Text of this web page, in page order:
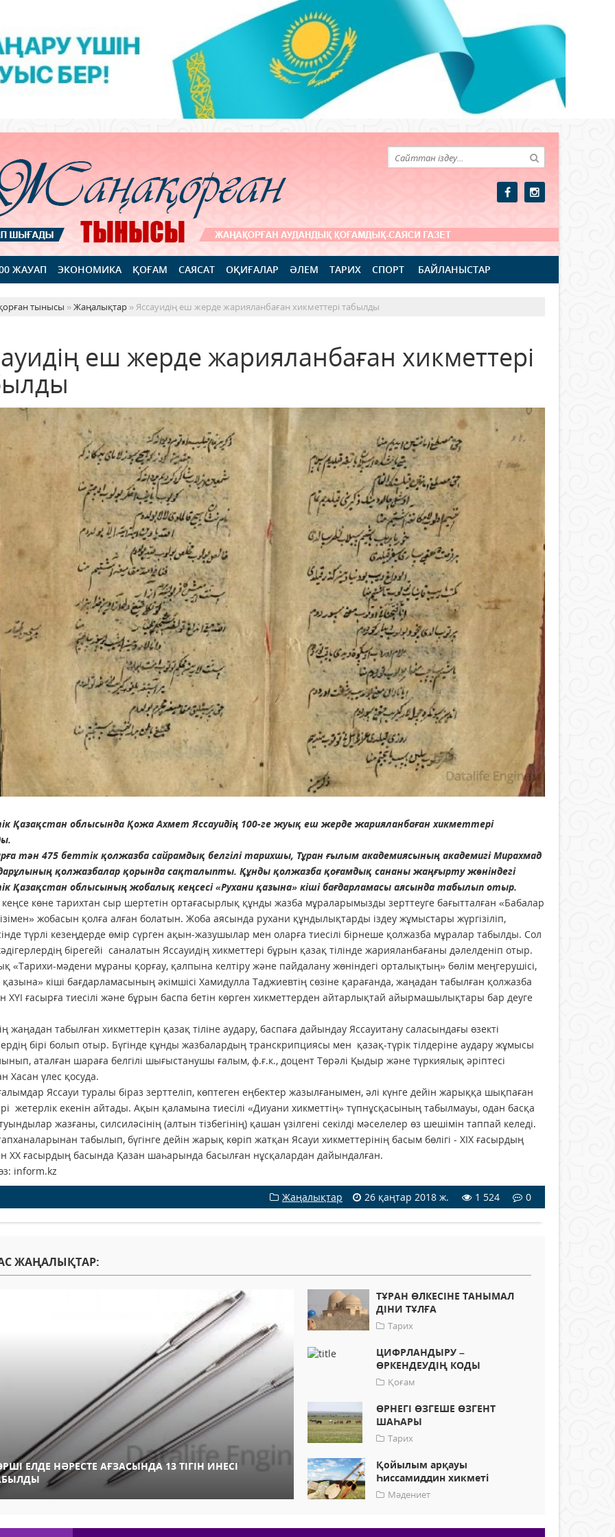
ЖАУАП ЭКОНОМИКА ҚОҒАМ САЯСАТ ОҚИҒАЛАР ӘЛЕМ ТАРИХ СПОРТ БАЙЛАНЫСТАР
тынысы »Жаңалықтар » Яссауидің еш жерде жарияланбаған хикметтері табылды
еш жерде жарияланбаған хикметтері
Қазақстан облысында Қожа Ахмет Яссауидің 100-ге жуық еш жерде жарияланбаған хикметтері
тән 475 беттік қолжазба сайрамдық белгілі тарихшы, Тұран ғылым академиясының академигі Мирахмад
қолжазбалар қорында сақталыпты. Құнды қолжазба қоғамдық сананы жаңғырту жөніндегі
Қазақстан облысының жобалық кеңсесі «Рухани қазына» кіші бағдарламасы аясында табылып отыр.
кеңсе көне тарихтан сыр шертетін ортағасырлық құнды жазба мұраларымызды зерттеуге бағытталған «Бабалар
жобасын қолға алған болатын. Жоба аясында рухани құндылықтарды іздеу жұмыстары жүргізіліп,
түрлі кезеңдерде өмір сүрген ақын-жазушылар мен оларға тиесілі бірнеше қолжазба мұралар табылды. Сол
бірегейі саналатын Яссауидің хикметтері бұрын қазақ тілінде жарияланбағаны дәлелденіп отыр.
«Тарихи-мәдени мұраны қорғау, қалпына келтіру және пайдалану жөніндегі орталықтың» бөлім меңгерушісі,
кіші бағдарламасының әкімшісі Хамидулла Таджиевтің сөзіне қарағанда, жаңадан табылған қолжазба
ХҮІ ғасырға тиесілі және бұрын баспа бетін көрген хикметтерден айтарлықтай айырмашылықтары бар деуге
жаңадан табылған хикметтерін қазақ тіліне аудару, баспаға дайындау Яссауитану саласындағы өзекті
бірі болып отыр. Бүгінде құнды жазбалардың транскрипциясы мен қазақ-түрік тілдеріне аудару жұмысы
аталған шараға белгілі шығыстанушы ғалым, ф.ғ.к., доцент Төрәлі Қыдыр және түркиялық әріптесі
Хасан үлес қосуда.
Яссауи туралы біраз зерттеліп, көптеген еңбектер жазылғанымен, әлі күнге дейін жарыққа шықпаған
жетерлік екенін айтады. Ақын қаламына тиесілі «Диуани хикметтің» түпнұсқасының табылмауы, одан басқа
жазғаны, силсиләсінің (алтын тізбегінің) қашан үзілгені секілді мәселелер өз шешімін таппай келеді.
табылып, бүгінге дейін жарық көріп жатқан Ясауи хикметтерінің басым бөлігі - ХІХ ғасырдың
ХХ ғасырдың басында Қазан шаһарында басылған нұсқалардан дайындалған.
inform.kz
Жаңалықтар
26 қаңтар 2018 ж. 1 524 0
ЖАҢАЛЫҚТАР:
ЕЛДЕ НӘРЕСТЕ АҒЗАСЫНДА 13 ТІГІН ИНЕСІ
ТҰРАН ӨЛКЕСІНЕ ТАНЫМАЛ
ДІНИ ТҰЛҒА
Тарих
ЦИФРЛАНДЫРУ –
ӨРКЕНДЕУДІҢ КОДЫ
Қоғам
ӨРНЕГІ ӨЗГЕШЕ ӨЗГЕНТ
ШАҺАРЫ
Тарих
Қойылым арқауы
Һиссамиддин хикметі
Мәдениет